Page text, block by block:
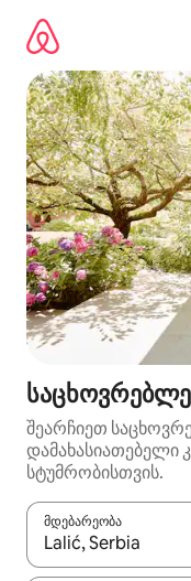
გადასვლა
შეარჩიეთ
დამახასიათებელი
სტუმრობისთვის.
მდებარეობა
როცა შედეგები